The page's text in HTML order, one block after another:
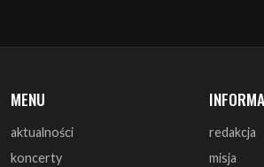
MENU
aktualności
koncerty
redakcja
misja